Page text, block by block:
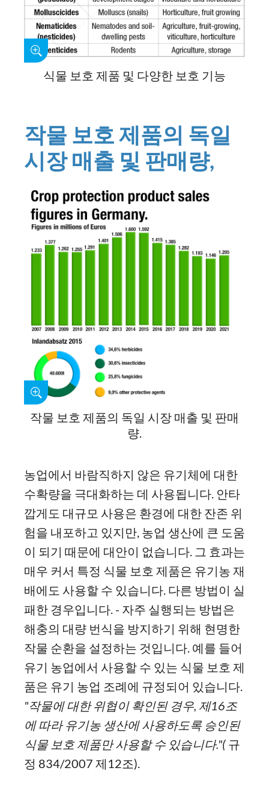
식물 보호 제품 및 다양한 보호 기능
작물 보호 제품의 독일
시장 매출 및 판매량,
작물 보호 제품의 독일 시장 매출 및 판매
량.
농업에서 바람직하지 않은 유기체에 대한
수확량을 극대화하는 데 사용됩니다. 안타
깝게도 대규모 사용은 환경에 대한 잔존 위
험을 내포하고 있지만, 농업 생산에 큰 도움
이 되기 때문에 대안이 없습니다. 그 효과는
매우 커서 특정 식물 보호 제품은 유기농 재
배에도 사용할 수 있습니다. 다른 방법이 실
패한 경우입니다. - 자주 실행되는 방법은
해충의 대량 번식을 방지하기 위해 현명한
작물 순환을 설정하는 것입니다. 예를 들어
유기 농업에서 사용할 수 있는 식물 보호 제
품은 유기 농업 조례에 규정되어 있습니다.
"작물에 대한 위협이 확인된 경우, 제16조
에 따라 유기농 생산에 사용하도록 승인된
식물 보호 제품만 사용할 수 있습니다."( 규
정 834/2007 제12조).